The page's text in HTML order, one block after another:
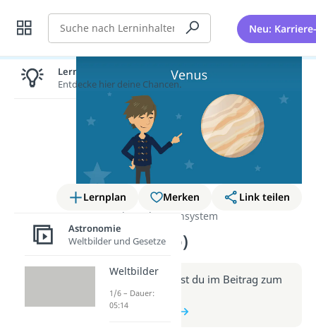
Suche Neu:
Lernplan Merken
Link teilen
Astronomie
Planetensystem
Venus (Video)
Weitere Infos erhältst du im Beitrag zum
Video
zum Beitrag: Venus
Lernen lohnt sich!
Entdecke hier deine Chancen.
Astronomie
Weltbilder und Gesetze
Weltbilder
1/6 – Dauer:
05:14